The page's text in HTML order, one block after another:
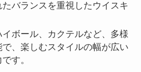
バランスを重視したウイスキ
イボール、カクテルなど、多様
、楽しむスタイルの幅が広い
す。